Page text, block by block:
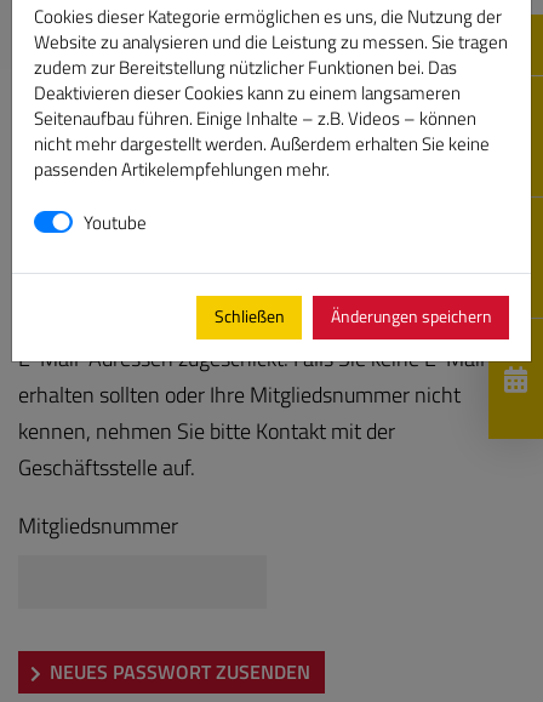
Passwort vergessen
anschließend ein neues Kennwort an die hinterlegten
E-Mail-Adressen zugeschickt. Falls Sie keine E-Mail
erhalten sollten oder Ihre Mitgliedsnummer nicht
kennen, nehmen Sie bitte Kontakt mit der
Geschäftsstelle auf.
Mitgliedsnummer
NEUES PASSWORT ZUSENDEN
Cookies dieser Kategorie ermöglichen es uns, die Nutzung der
Website zu analysieren und die Leistung zu messen. Sie tragen
zudem zur Bereitstellung nützlicher Funktionen bei. Das
Deaktivieren dieser Cookies kann zu einem langsameren
Seitenaufbau führen. Einige Inhalte – z.B. Videos – können
nicht mehr dargestellt werden. Außerdem erhalten Sie keine
passenden Artikelempfehlungen mehr.
Youtube
Schließen Änderungen speichern